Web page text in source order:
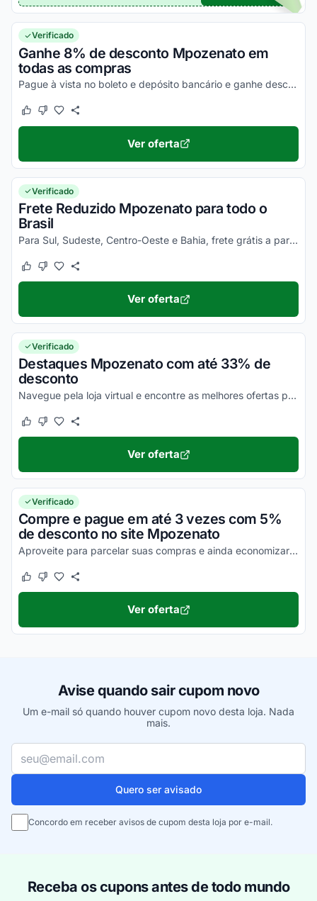
Verificado
Ganhe 8% de desconto Mpozenato em
todas as compras
Pague à vista no boleto e depósito bancário e ganhe desconto de 8% OFF no site Mpozenato. Desfrute!
Este cupom funcionou
Este cupom não funcionou
Ver oferta
Verificado
Frete Reduzido Mpozenato para todo o
Brasil
Para Sul, Sudeste, Centro-Oeste e Bahia, frete grátis a partir de R$ 149,90 em compras. Para demais estados/regiões participantes a partir de R$ 249,90. Aproveite para economizar.
Este cupom funcionou
Este cupom não funcionou
Ver oferta
Verificado
Destaques Mpozenato com até 33% de
desconto
Navegue pela loja virtual e encontre as melhores ofertas promocionais.
Este cupom funcionou
Este cupom não funcionou
Ver oferta
Verificado
Compre e pague em até 3 vezes com 5%
de desconto no site Mpozenato
Aproveite para parcelar suas compras e ainda economizar no cartão de crédito. Consulte condições no site.
Este cupom funcionou
Este cupom não funcionou
Ver oferta
Avise quando sair cupom novo
Um e-mail só quando houver cupom novo desta loja. Nada
mais.
Quero ser avisado
Concordo em receber avisos de cupom desta loja por e-mail.
Receba os cupons antes de todo mundo